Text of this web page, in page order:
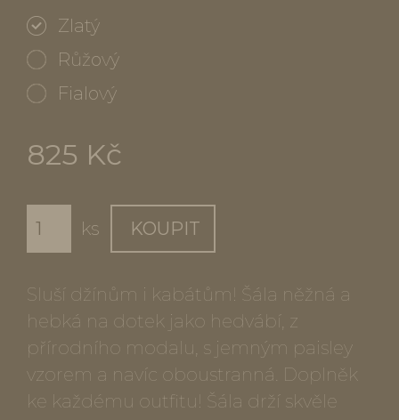
Zlatý
Růžový
Fialový
825 Kč
ks KOUPIT
Sluší džínům i kabátům! Šála něžná a
hebká na dotek jako hedvábí, z
přírodního modalu, s jemným paisley
vzorem a navíc oboustranná. Doplněk
ke každému outfitu! Šála drží skvěle